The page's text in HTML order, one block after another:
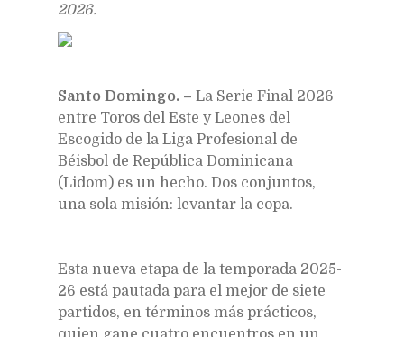
2026.
Santo Domingo. – La Serie Final 2026
entre Toros del Este y Leones del
Escogido de la Liga Profesional de
Béisbol de República Dominicana
(Lidom) es un hecho. Dos conjuntos,
una sola misión: levantar la copa.
Esta nueva etapa de la temporada 2025-
26 está pautada para el mejor de siete
partidos, en términos más prácticos,